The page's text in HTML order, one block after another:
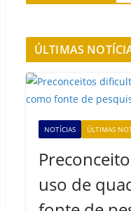
ÚLTIMAS
NOTÍCIAS ÚLTIMAS
uso de